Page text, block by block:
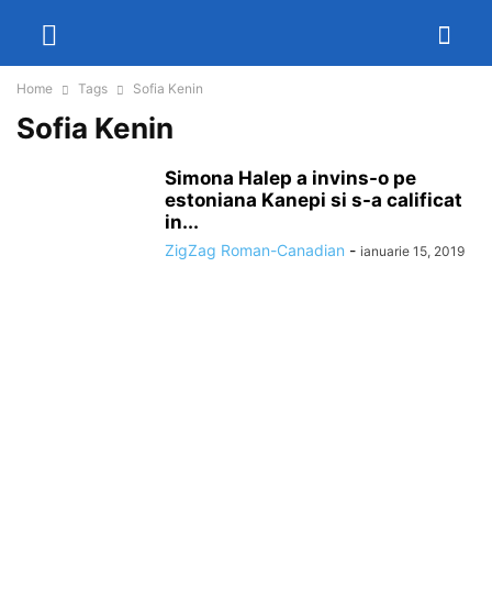
Home Tags Sofia Kenin
Sofia Kenin
Simona Halep a invins-o pe
estoniana Kanepi si s-a calificat
in...
ZigZag Roman-Canadian - ianuarie 15, 2019